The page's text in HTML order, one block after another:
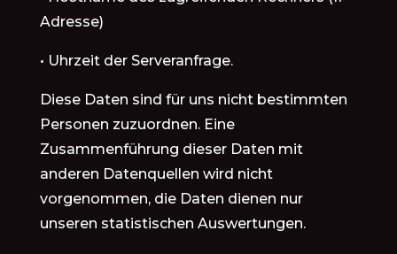
Adresse)
• Uhrzeit der Serveranfrage.
Diese Daten sind für uns nicht bestimmten
Personen zuzuordnen. Eine
Zusammenführung dieser Daten mit
anderen Datenquellen wird nicht
vorgenommen, die Daten dienen nur
unseren statistischen Auswertungen.